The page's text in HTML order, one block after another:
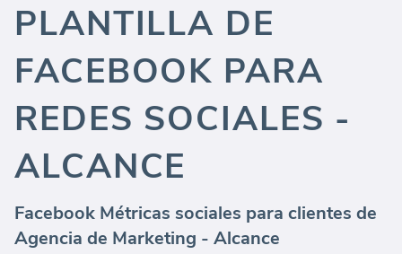
PLANTILLA DE
FACEBOOK PARA
REDES SOCIALES -
ALCANCE
Facebook Métricas sociales para clientes de
Agencia de Marketing - Alcance